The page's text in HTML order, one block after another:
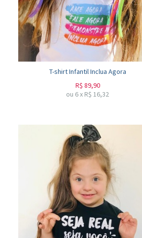
T-shirt Infantil Inclua Agora
R$ 89,90
ou 6x R$16,32